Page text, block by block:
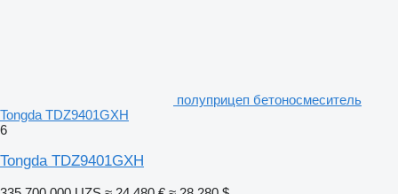
полуприцеп бетоносмеситель
Tongda TDZ9401GXH
6
Tongda TDZ9401GXH